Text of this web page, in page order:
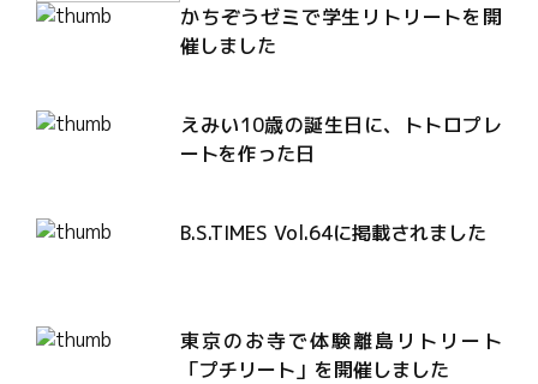
かちぞうゼミで学生リトリートを開
催しました
えみい10歳の誕生日に、トトロプレ
ートを作った日
B.S.TIMES Vol.64に掲載されました
東京のお寺で体験離島リトリート
「プチリート」を開催しました